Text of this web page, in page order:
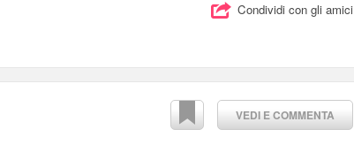
Condividi con gli amici
VEDI E COMMENTA